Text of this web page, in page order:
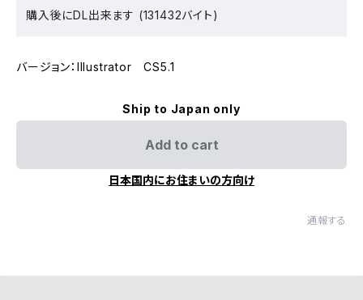
購入後にDL出来ます (131432バイト)
バージョン：Illustrator CS5.1
Ship to Japan only
Add to cart
日本国内にお住まいの方向け
通報する